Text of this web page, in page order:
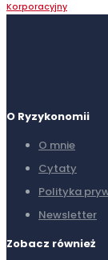
Korporacyjny
O Ryzykonomii
O mnie
Cytaty
Polityka
Newsletter
Zobacz również